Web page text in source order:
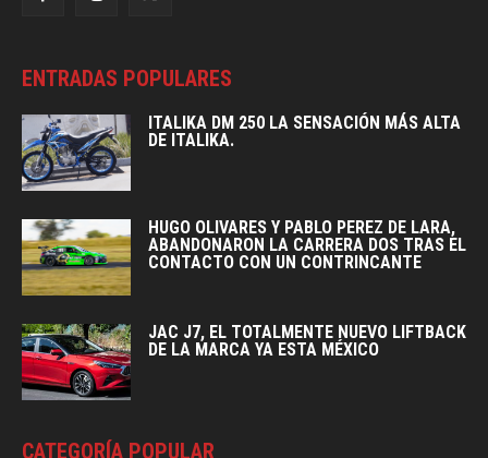
ENTRADAS POPULARES
ITALIKA DM 250 LA SENSACIÓN MÁS ALTA
DE ITALIKA.
HUGO OLIVARES Y PABLO PEREZ DE LARA,
ABANDONARON LA CARRERA DOS TRAS EL
CONTACTO CON UN CONTRINCANTE
JAC J7, EL TOTALMENTE NUEVO LIFTBACK
DE LA MARCA YA ESTA MÉXICO
CATEGORÍA POPULAR